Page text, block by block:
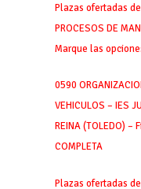
Plazas ofertadas
PROCESOS DE
Marque las
0590
VEHICULOS – IES
REINA (TOLEDO)
COMPLETA
Plazas ofertadas